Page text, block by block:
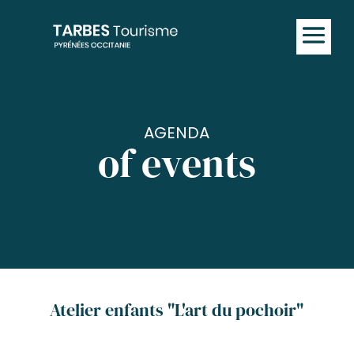
AGENDA
of events
Atelier enfants "L'art du pochoir"